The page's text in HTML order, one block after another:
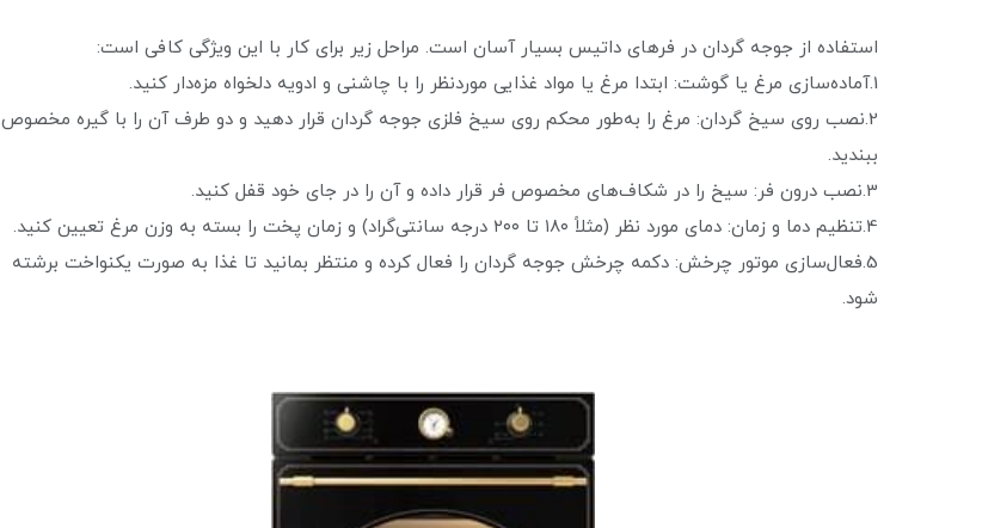
استفاده از جوجه گردان در فرهای داتیس بسیار آسان است. مراحل زیر برای کار با این ویژگی کافی است:
1.آماده‌سازی مرغ یا گوشت: ابتدا مرغ یا مواد غذایی موردنظر را با چاشنی و ادویه دلخواه مزه‌دار کنید.
2.نصب روی سیخ گردان: مرغ را به‌طور محکم روی سیخ فلزی جوجه گردان قرار دهید و دو طرف آن را با گیره مخصوص
ببندید.
3.نصب درون فر: سیخ را در شکاف‌های مخصوص فر قرار داده و آن را در جای خود قفل کنید.
4.تنظیم دما و زمان: دمای مورد نظر (مثلاً ۱۸۰ تا ۲۰۰ درجه سانتی‌گراد) و زمان پخت را بسته به وزن مرغ تعیین کنید.
5.فعال‌سازی موتور چرخش: دکمه چرخش جوجه گردان را فعال کرده و منتظر بمانید تا غذا به صورت یکنواخت برشته
شود.